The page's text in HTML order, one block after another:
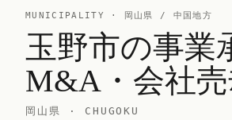
MUNICIPALITY · 岡山県 / 中国地方
玉野市の事業
M&A・会社
岡山県 · CHUGOKU